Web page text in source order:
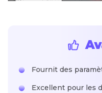
Fournit des
Excellent pour les